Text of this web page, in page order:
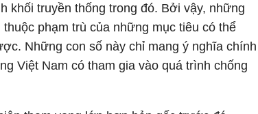
khối truyền thống trong đó. Bởi vậy, những
phạm trù của những mục tiêu có thể
Những con số này chỉ mang ý nghĩa chính
Việt Nam có tham gia vào quá trình chống